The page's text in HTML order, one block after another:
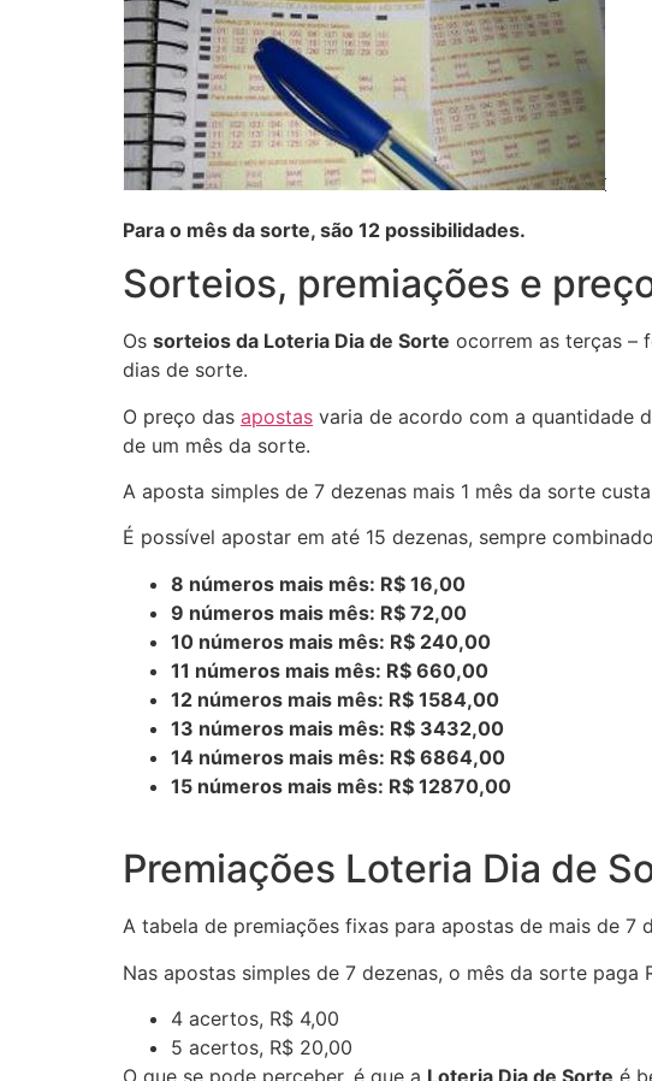
Para o mês da sorte, são 12 possibilidades.
Sorteios, premiações e
Os sorteios da Loteria Dia de Sorte ocorrem as terças –
dias de sorte.
O preço das apostas varia de acordo com a quantidade
de um mês da sorte.
A aposta simples de 7 dezenas mais 1 mês da sorte
É possível apostar em até 15 dezenas, sempre
8 números mais mês: R$ 16,00
9 números mais mês: R$ 72,00
10 números mais mês: R$ 240,00
11 números mais mês: R$ 660,00
12 números mais mês: R$ 1584,00
13 números mais mês: R$ 3432,00
14 números mais mês: R$ 6864,00
15 números mais mês: R$ 12870,00
Premiações Loteria Dia de
A tabela de premiações fixas para apostas de mais de 7
Nas apostas simples de 7 dezenas, o mês da sorte
4 acertos, R$ 4,00
5 acertos, R$ 20,00